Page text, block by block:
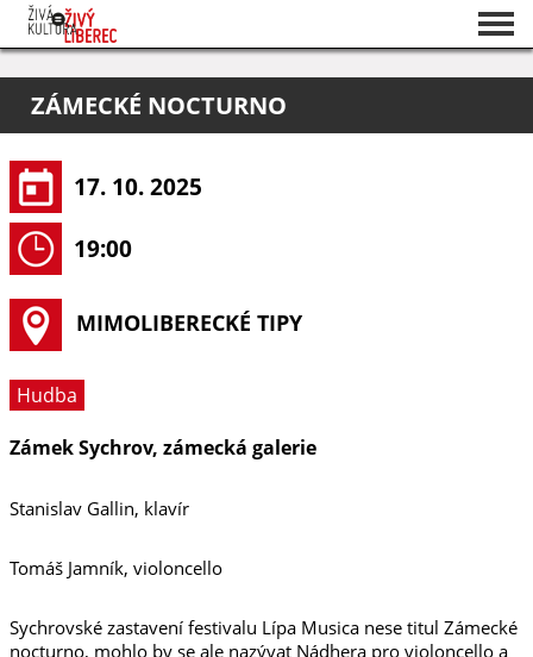
O projektu
Pořadatelé
ZÁMECKÉ NOCTURNO
17. 10. 2025
19:00
MIMOLIBERECKÉ TIPY
Hudba
Zámek Sychrov, zámecká galerie
Stanislav Gallin, klavír
Tomáš Jamník, violoncello
Sychrovské zastavení festivalu Lípa Musica nese titul Zámecké
nocturno, mohlo by se ale nazývat Nádhera pro violoncello a